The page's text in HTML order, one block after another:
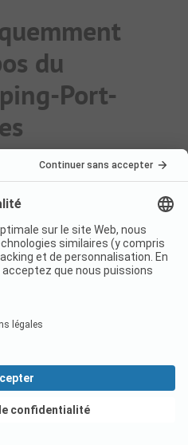
du
Port-
sur
Plage
sont autorisés sur
offres